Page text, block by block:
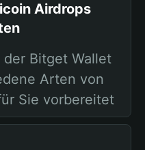
Airdrops
Bitget Wallet
Arten von
Sie vorbereitet